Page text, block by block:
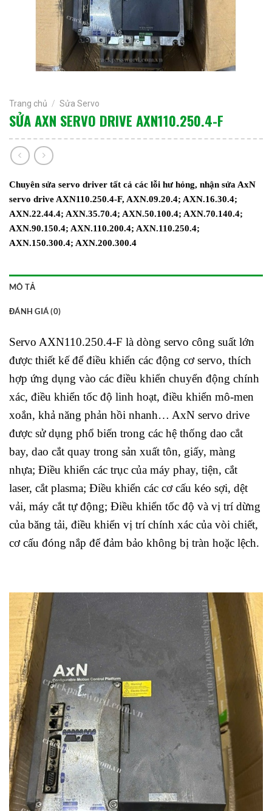
Trang chủ / Sửa Servo
SỬA AXN SERVO DRIVE AXN110.250.4-F
Chuyên sửa servo driver tất cả các lỗi hư hỏng, nhận sửa AxN
servo drive AXN110.250.4-F, AXN.09.20.4; AXN.16.30.4;
AXN.22.44.4; AXN.35.70.4; AXN.50.100.4; AXN.70.140.4;
AXN.90.150.4; AXN.110.200.4; AXN.110.250.4;
AXN.150.300.4; AXN.200.300.4
MÔ TẢ
ĐÁNH GIÁ (0)
Servo AXN110.250.4-F là dòng servo công suất lớn
được thiết kế để điều khiển các động cơ servo, thích
hợp ứng dụng vào các điều khiển chuyển động chính
xác, điều khiển tốc độ linh hoạt, điều khiển mô-men
xoắn, khả năng phản hồi nhanh… AxN servo drive
được sử dụng phổ biến trong các hệ thống dao cắt
bay, dao cắt quay trong sản xuất tôn, giấy, màng
nhựa; Điều khiển các trục của máy phay, tiện, cắt
laser, cắt plasma; Điều khiển các cơ cấu kéo sợi, dệt
vải, máy cắt tự động; Điều khiển tốc độ và vị trí dừng
của băng tải, điều khiển vị trí chính xác của vòi chiết,
cơ cấu đóng nắp để đảm bảo không bị tràn hoặc lệch.